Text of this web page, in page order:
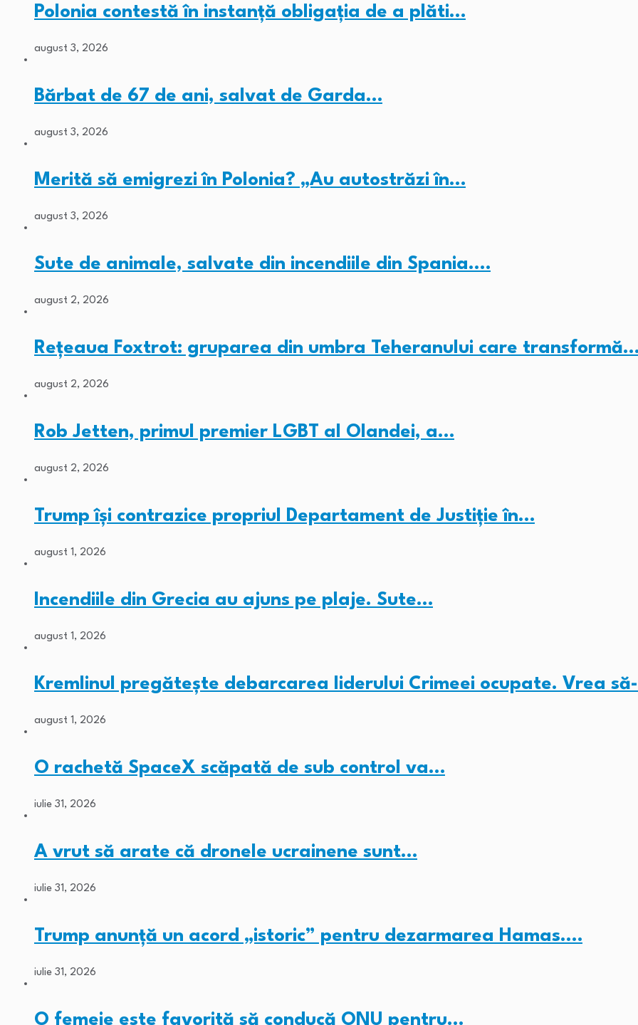
Polonia contestă în instanță obligația de a plăti…
august 3, 2026
Bărbat de 67 de ani, salvat de Garda…
august 3, 2026
Merită să emigrezi în Polonia? „Au autostrăzi în…
august 3, 2026
Sute de animale, salvate din incendiile din Spania.…
august 2, 2026
Rețeaua Foxtrot: gruparea din umbra Teheranului care
august 2, 2026
Rob Jetten, primul premier LGBT al Olandei, a…
august 2, 2026
Trump își contrazice propriul Departament de Justiție în…
august 1, 2026
Incendiile din Grecia au ajuns pe plaje. Sute…
august 1, 2026
Kremlinul pregătește debarcarea liderului Crimeei ocupate. Vrea
august 1, 2026
O rachetă SpaceX scăpată de sub control va…
iulie 31, 2026
A vrut să arate că dronele ucrainene sunt…
iulie 31, 2026
Trump anunță un acord „istoric” pentru dezarmarea Hamas.…
iulie 31, 2026
O femeie este favorită să conducă ONU pentru…